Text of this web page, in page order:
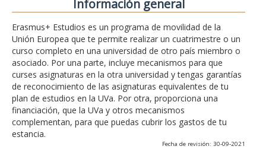
Información general
Erasmus+ Estudios es un programa de movilidad de la
Unión Europea que te permite realizar un cuatrimestre o un
curso completo en una universidad de otro país miembro o
asociado. Por una parte, incluye mecanismos para que
curses asignaturas en la otra universidad y tengas garantías
de reconocimiento de las asignaturas equivalentes de tu
plan de estudios en la UVa. Por otra, proporciona una
financiación, que la UVa y otros mecanismos
complementan, para que puedas cubrir los gastos de tu
estancia.
Fecha de revisión: 30-09-2021